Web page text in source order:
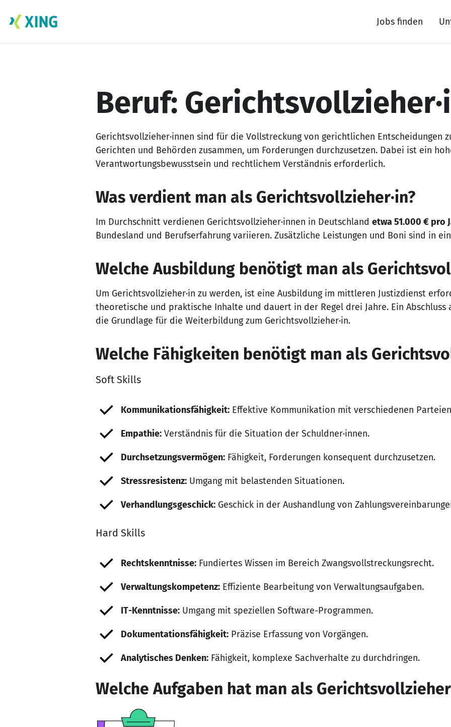
Jobs finden
Beruf:
Gerichtsvollzieher·innen sind für die Vollstreckung von gerichtlichen Entscheidungen
Gerichten und Behörden zusammen, um Forderungen durchzusetzen. Dabei ist ein
Verantwortungsbewusstsein und rechtlichem Verständnis erforderlich.
Was verdient man als Gerichtsvollzieher·in?
Im Durchschnitt verdienen Gerichtsvollzieher·innen in Deutschland etwa 51.000 € pro
Bundesland und Berufserfahrung variieren. Zusätzliche Leistungen und Boni sind in
Welche Ausbildung benötigt man als
Um Gerichtsvollzieher·in zu werden, ist eine Ausbildung im mittleren Justizdienst
theoretische und praktische Inhalte und dauert in der Regel drei Jahre. Ein Abschluss
die Grundlage für die Weiterbildung zum Gerichtsvollzieher·in.
Welche Fähigkeiten benötigt man als
Soft Skills
Kommunikationsfähigkeit: Effektive Kommunikation mit verschiedenen
Empathie: Verständnis für die Situation der Schuldner·innen.
Durchsetzungsvermögen: Fähigkeit, Forderungen konsequent durchzusetzen.
Stressresistenz: Umgang mit belastenden Situationen.
Verhandlungsgeschick: Geschick in der Aushandlung von
Hard Skills
Rechtskenntnisse: Fundiertes Wissen im Bereich Zwangsvollstreckungsrecht.
Verwaltungskompetenz: Effiziente Bearbeitung von Verwaltungsaufgaben.
IT-Kenntnisse: Umgang mit speziellen Software-Programmen.
Dokumentationsfähigkeit: Präzise Erfassung von Vorgängen.
Analytisches Denken: Fähigkeit, komplexe Sachverhalte zu durchdringen.
Welche Aufgaben hat man als